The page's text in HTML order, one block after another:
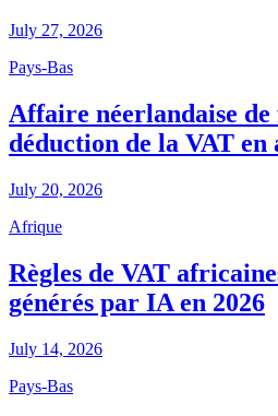
July 27, 2026
Pays-Bas
Affaire néerlandaise
déduction de la VAT en
July 20, 2026
Afrique
Règles de VAT
générés par IA en 2026
July 14, 2026
Pays-Bas